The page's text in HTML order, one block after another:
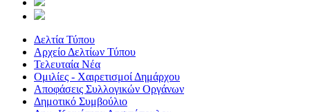
Δελτία Τύπου
Αρχείο Δελτίων Τύπου
Τελευταία Νέα
Ομιλίες - Χαιρετισμοί Δημάρχου
Αποφάσεις Συλλογικών Οργάνων
Δημοτικό Συμβούλιο